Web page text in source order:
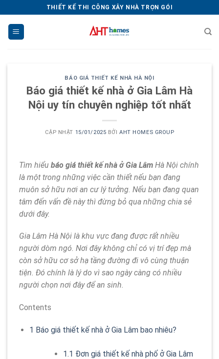
dung
THIẾT KẾ THI CÔNG XÂY NHÀ TRỌN GÓI
BÁO GIÁ THIẾT KẾ NHÀ HÀ NỘI
Báo giá thiết kế nhà ở Gia Lâm Hà
Nội uy tín chuyên nghiệp tốt nhất
CẬP NHẬT 15/01/2025 BỞIAHT HOMES GROUP
Tìm hiểu báo giá thiết kế nhà ở Gia Lâm Hà Nội chính
là một trong những việc cần thiết nếu bạn đang
muôn sở hữu nơi an cư lý tưởng. Nếu bạn đang quan
tâm đến vấn đề này thì đừng bỏ qua những chia sẻ
dưới đây.
Gia Lâm Hà Nội là khu vực đang được rất nhiều
người dòm ngó. Nơi đây không chỉ có vị trí đẹp mà
còn sở hữu cơ sở hạ tầng đường đi vô cùng thuận
tiện. Đó chính là lý do vì sao ngày càng có nhiều
người chọn nơi đây để an sinh.
Contents
1 Báo giá thiết kế nhà ở Gia Lâm bao nhiêu?
1.1 Đơn giá thiết kế nhà phố ở Gia Lâm